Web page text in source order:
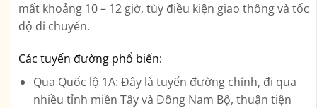
mất khoảng 10 – 12 giờ, tùy điều kiện giao thông và tốc
độ di chuyển.
Các tuyến đường phổ biến:
Qua Quốc lộ 1A: Đây là tuyến đường chính, đi qua
nhiều tỉnh miền Tây và Đông Nam Bộ, thuận tiện